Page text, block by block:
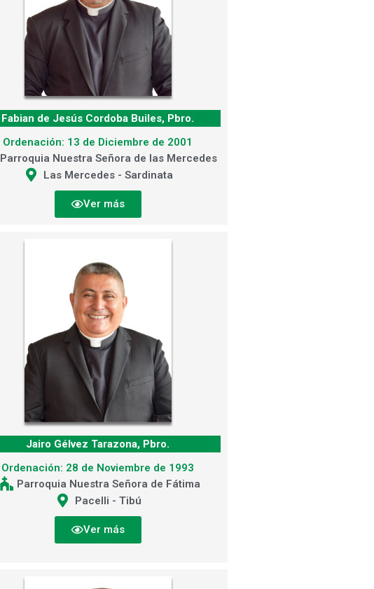
Fabian de Jesús Cordoba Builes, Pbro.
Ordenación: 13 de Diciembre de 2001
Parroquia Nuestra Señora de las Mercedes
Las Mercedes - Sardinata
Ver más
Jairo Gélvez Tarazona, Pbro.
Ordenación: 28 de Noviembre de 1993
Parroquia Nuestra Señora de Fátima
Pacelli - Tibú
Ver más